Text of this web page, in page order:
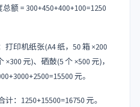
额 = 300+450+400+100=1250
印机纸张(A4 纸，50 箱 ×200
×300 元)、硒鼓(5 个 ×500 元)，
元。
1250+15500=16750 元。